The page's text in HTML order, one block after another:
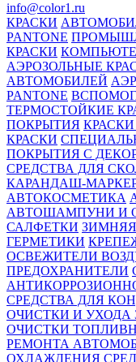
info@color1.ru
КРАСКИ
PANTONE
КРАСКИ
АЭРОЗОЛЬНЫЕ
АВТОМОБИЛЕЙ
PANTONE
ТЕРМОСТОЙКИЕ
ПОКРЫТИЯ
КРАСКИ
ПОКРЫТИЯ С
СРЕДСТВА ДЛЯ
КАРАНДАШ-
АВТОКОСМЕТИКА
АВТОШАМПУНИ И
САЛФЕТКИ
ГЕРМЕТИКИ
ОСВЕЖИТЕЛИ
ПРЕДОХРАНИТЕЛИ
СРЕДСТВА ДЛЯ
ОЧИСТКИ И УХОДА
ОЧИСТКИ
РЕМОНТА
ОХЛАЖДЕНИЯ